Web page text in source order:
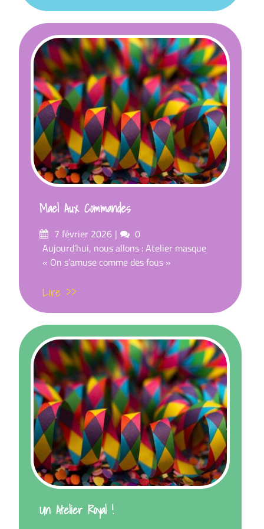
Mael Aux Commandes
Posté
sur
7 février 2026 commentaires
0
Aujourd’hui, nous allons : Atelier masque
« On s’amuse comme des fous »
Lire >>
Un Atelier Royal !